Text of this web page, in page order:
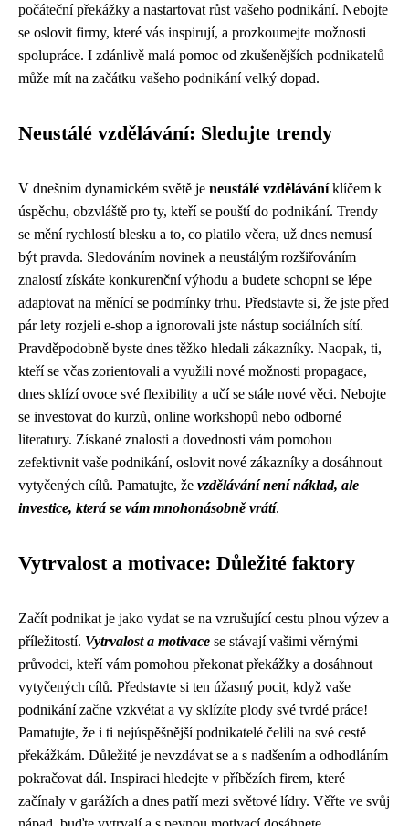
počáteční překážky a nastartovat růst vašeho podnikání. Nebojte
se oslovit firmy, které vás inspirují, a prozkoumejte možnosti
spolupráce. I zdánlivě malá pomoc od zkušenějších podnikatelů
může mít na začátku vašeho podnikání velký dopad.
Neustálé vzdělávání: Sledujte trendy
V dnešním dynamickém světě je neustálé vzděláváníklíčem k
úspěchu, obzvláště pro ty, kteří se pouští do podnikání. Trendy
se mění rychlostí blesku a to, co platilo včera, už dnes nemusí
být pravda. Sledováním novinek a neustálým rozšiřováním
znalostí získáte konkurenční výhodu a budete schopni se lépe
adaptovat na měnící se podmínky trhu. Představte si, že jste před
pár lety rozjeli e-shop a ignorovali jste nástup sociálních sítí.
Pravděpodobně byste dnes těžko hledali zákazníky. Naopak, ti,
kteří se včas zorientovali a využili nové možnosti propagace,
dnes sklízí ovoce své flexibility a učí se stále nové věci. Nebojte
se investovat do kurzů, online workshopů nebo odborné
literatury. Získané znalosti a dovednosti vám pomohou
zefektivnit vaše podnikání, oslovit nové zákazníky a dosáhnout
vytyčených cílů. Pamatujte, že vzdělávání není náklad, ale
investice, která se vám mnohonásobně vrátí.
Vytrvalost a motivace: Důležité faktory
Začít podnikat je jako vydat se na vzrušující cestu plnou výzev a
příležitostí. Vytrvalost a motivace se stávají vašimi věrnými
průvodci, kteří vám pomohou překonat překážky a dosáhnout
vytyčených cílů. Představte si ten úžasný pocit, když vaše
podnikání začne vzkvétat a vy sklízíte plody své tvrdé práce!
Pamatujte, že i ti nejúspěšnější podnikatelé čelili na své cestě
překážkám. Důležité je nevzdávat se a s nadšením a odhodláním
pokračovat dál. Inspiraci hledejte v příbězích firem, které
začínaly v garážích a dnes patří mezi světové lídry. Věřte ve svůj